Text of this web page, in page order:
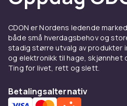
sterkere, bedre
Xbox Series X tar spilling
imponerende ytelse og
Utforsk den ultimate
få tilgang til et bibliotek
motstås. Vi har mange
CDON er Nordens ledende
både små hverdagsbehov og
stadig større utvalg av produkter
og elektronikk til hage,
Ting for livet, rett og slett.
Betalingsalternativ